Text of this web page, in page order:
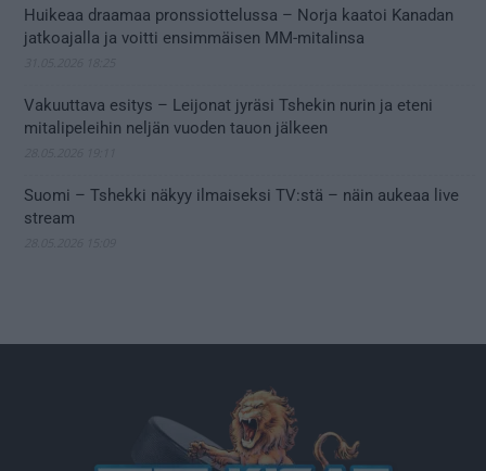
Huikeaa draamaa pronssiottelussa – Norja kaatoi Kanadan
jatkoajalla ja voitti ensimmäisen MM-mitalinsa
Vakuuttava esitys – Leijonat jyräsi Tshekin nurin ja eteni
mitalipeleihin neljän vuoden tauon jälkeen
Suomi – Tshekki näkyy ilmaiseksi TV:stä – näin aukeaa live
stream